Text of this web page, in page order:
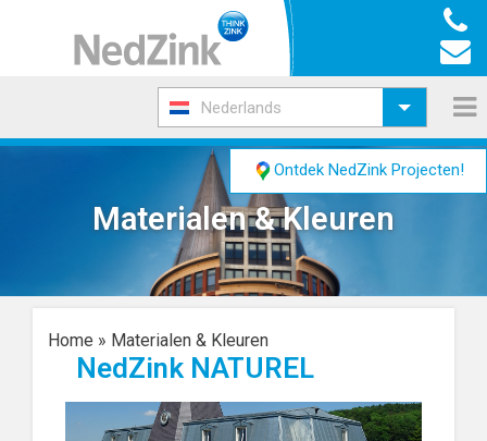
Nederlands
Materialen & Kleuren
Home » Materialen & Kleuren
NedZink NATUREL
Ontdek NedZink Projecten!